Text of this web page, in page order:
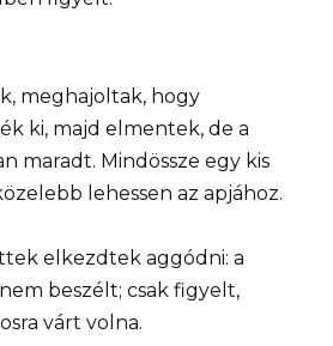
meghajoltak, hogy
ki, majd elmentek, de a
maradt. Mindössze egy kis
lehessen az apjához.
elkezdtek aggódni: a
beszélt; csak figyelt,
várt volna.